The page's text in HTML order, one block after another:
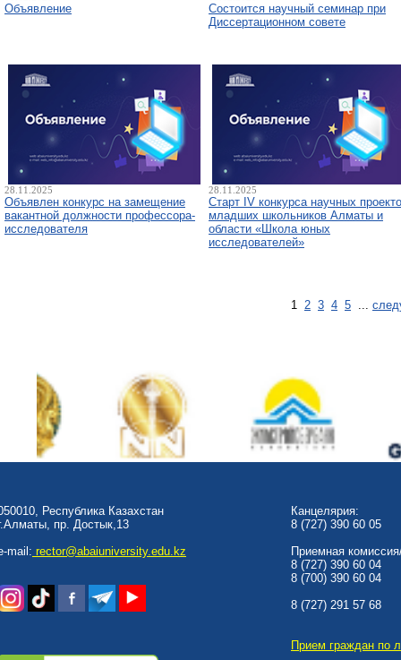
Объявление
Состоится научный семинар при
Диссертационном совете
28.11.2025
Объявлен конкурс на замещение
вакантной должности профессора-
исследователя
28.11.2025
Старт IV конкурса научных
младших школьников Алматы и
области «Школа юных
исследователей»
1 2 3 4 5 ...
Республика Казахстан
пр. Достык,13
mail: rector@abaiuniversity.edu.kz
Канцелярия:
8 (727) 390 60 05
Приемная
8 (727) 390 60 04
8 (700) 390 60 04
8 (727) 291 57 68
Прием граждан по